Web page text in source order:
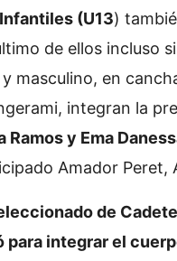
Infantiles (U13)
de ellos incluso
masculino, en
integran la
y Ema
Amador Peret,
de
para integrar el